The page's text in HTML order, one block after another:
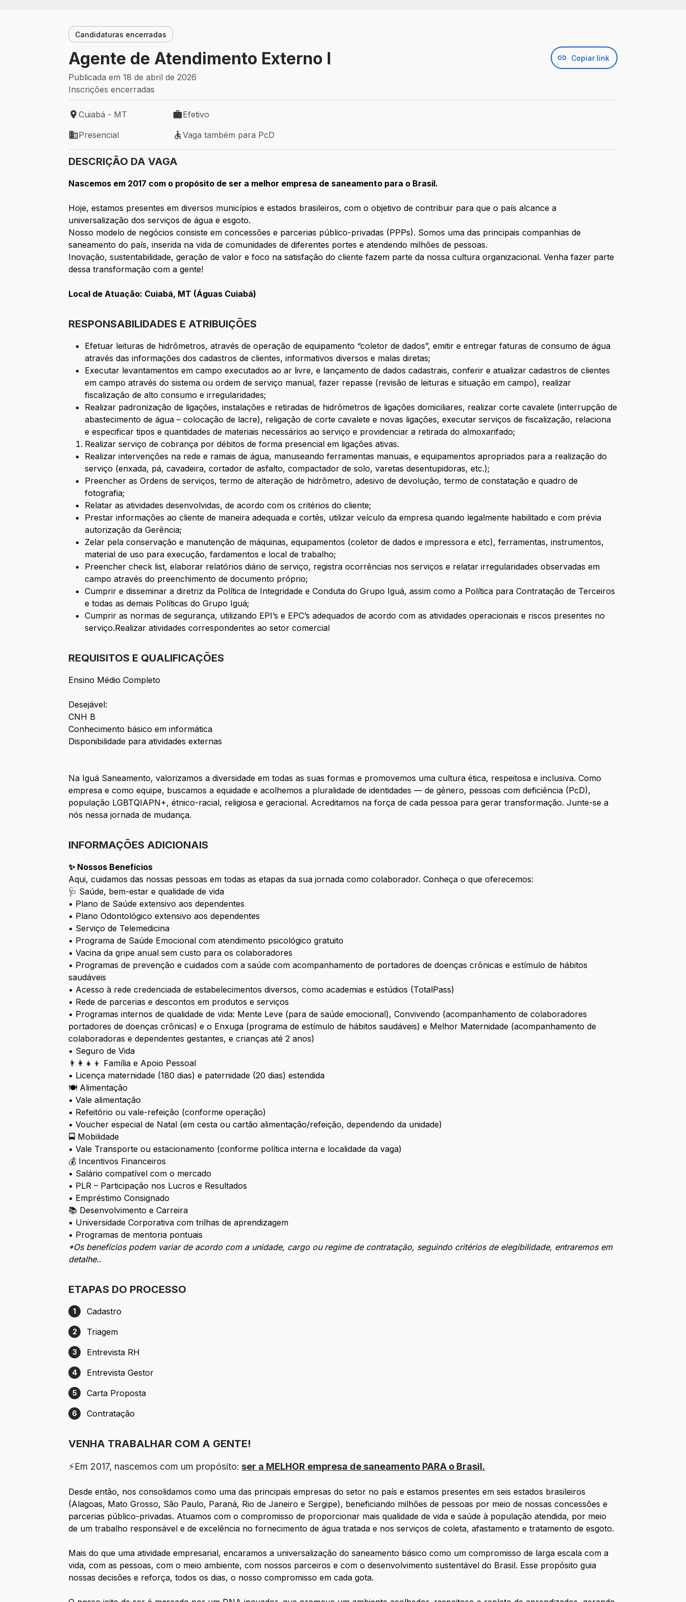
Candidaturas encerradas
Agente de Atendimento Externo I Copiar link
Publicada em 18 de abril de 2026
Inscrições encerradas
Local de trabalho: Cuiabá - MT
Cuiabá - MT
Tipo de vaga: Efetivo
Efetivo
Modelo de trabalho: Presencial
Presencial
Vaga também para PcD
Vaga também para PcD
DESCRIÇÃO DA VAGA
Nascemos em 2017 com o propósito de ser a melhor empresa de saneamento para o Brasil.
Hoje, estamos presentes em diversos municípios e estados brasileiros, com o objetivo de contribuir para que o país alcance a
universalização dos serviços de água e esgoto.
Nosso modelo de negócios consiste em concessões e parcerias público-privadas (PPPs). Somos uma das principais companhias de
saneamento do país, inserida na vida de comunidades de diferentes portes e atendendo milhões de pessoas.
Inovação, sustentabilidade, geração de valor e foco na satisfação do cliente fazem parte da nossa cultura organizacional. Venha fazer parte
dessa transformação com a gente!
Local de Atuação: Cuiabá, MT (Águas Cuiabá)
RESPONSABILIDADES E ATRIBUIÇÕES
Efetuar leituras de hidrômetros, através de operação de equipamento “coletor de dados”, emitir e entregar faturas de consumo de água
através das informações dos cadastros de clientes, informativos diversos e malas diretas;
Executar levantamentos em campo executados ao ar livre, e lançamento de dados cadastrais, conferir e atualizar cadastros de clientes
em campo através do sistema ou ordem de serviço manual, fazer repasse (revisão de leituras e situação em campo), realizar
fiscalização de alto consumo e irregularidades;
Realizar padronização de ligações, instalações e retiradas de hidrômetros de ligações domiciliares, realizar corte cavalete (interrupção de
abastecimento de água – colocação de lacre), religação de corte cavalete e novas ligações, executar serviços de fiscalização, relaciona
e especificar tipos e quantidades de materiais necessários ao serviço e providenciar a retirada do almoxarifado;
Realizar serviço de cobrança por débitos de forma presencial em ligações ativas.
Realizar intervenções na rede e ramais de água, manuseando ferramentas manuais, e equipamentos apropriados para a realização do
serviço (enxada, pá, cavadeira, cortador de asfalto, compactador de solo, varetas desentupidoras, etc.);
Preencher as Ordens de serviços, termo de alteração de hidrômetro, adesivo de devolução, termo de constatação e quadro de
fotografia;
Relatar as atividades desenvolvidas, de acordo com os critérios do cliente;
Prestar informações ao cliente de maneira adequada e cortês, utilizar veículo da empresa quando legalmente habilitado e com prévia
autorização da Gerência;
Zelar pela conservação e manutenção de máquinas, equipamentos (coletor de dados e impressora e etc), ferramentas, instrumentos,
material de uso para execução, fardamentos e local de trabalho;
Preencher check list, elaborar relatórios diário de serviço, registra ocorrências nos serviços e relatar irregularidades observadas em
campo através do preenchimento de documento próprio;
Cumprir e disseminar a diretriz da Política de Integridade e Conduta do Grupo Iguá, assim como a Política para Contratação de Terceiros
e todas as demais Políticas do Grupo Iguá;
Cumprir as normas de segurança, utilizando EPI’s e EPC’s adequados de acordo com as atividades operacionais e riscos presentes no
serviço.Realizar atividades correspondentes ao setor comercial
REQUISITOS E QUALIFICAÇÕES
Ensino Médio Completo
Desejável:
CNH B
Conhecimento básico em informática
Disponibilidade para atividades externas
Na Iguá Saneamento, valorizamos a diversidade em todas as suas formas e promovemos uma cultura ética, respeitosa e inclusiva. Como
empresa e como equipe, buscamos a equidade e acolhemos a pluralidade de identidades — de gênero, pessoas com deficiência (PcD),
população LGBTQIAPN+, étnico-racial, religiosa e geracional. Acreditamos na força de cada pessoa para gerar transformação. Junte-se a
nós nessa jornada de mudança.
INFORMAÇÕES ADICIONAIS
✨ Nossos Benefícios
Aqui, cuidamos das nossas pessoas em todas as etapas da sua jornada como colaborador. Conheça o que oferecemos:
🩺 Saúde, bem-estar e qualidade de vida
• Plano de Saúde extensivo aos dependentes
• Plano Odontológico extensivo aos dependentes
• Serviço de Telemedicina
• Programa de Saúde Emocional com atendimento psicológico gratuito
• Vacina da gripe anual sem custo para os colaboradores
• Programas de prevenção e cuidados com a saúde com acompanhamento de portadores de doenças crônicas e estímulo de hábitos
saudáveis
• Acesso à rede credenciada de estabelecimentos diversos, como academias e estúdios (TotalPass)
• Rede de parcerias e descontos em produtos e serviços
• Programas internos de qualidade de vida: Mente Leve (para de saúde emocional), Convivendo (acompanhamento de colaboradores
portadores de doenças crônicas) e o Enxuga (programa de estímulo de hábitos saudáveis) e Melhor Maternidade (acompanhamento de
colaboradoras e dependentes gestantes, e crianças até 2 anos)
• Seguro de Vida
👨‍👩‍👧‍👦 Família e Apoio Pessoal
• Licença maternidade (180 dias) e paternidade (20 dias) estendida
🍽️ Alimentação
• Vale alimentação
• Refeitório ou vale-refeição (conforme operação)
• Voucher especial de Natal (em cesta ou cartão alimentação/refeição, dependendo da unidade)
🚍 Mobilidade
• Vale Transporte ou estacionamento (conforme política interna e localidade da vaga)
💰 Incentivos Financeiros
• Salário compatível com o mercado
• PLR – Participação nos Lucros e Resultados
• Empréstimo Consignado
📚 Desenvolvimento e Carreira
• Universidade Corporativa com trilhas de aprendizagem
• Programas de mentoria pontuais
*Os benefícios podem variar de acordo com a unidade, cargo ou regime de contratação, seguindo critérios de elegibilidade, entraremos em
detalhe..
ETAPAS DO PROCESSO
Etapa 1: Cadastro
1 Cadastro
Etapa 2: Triagem
2 Triagem
Etapa 3: Entrevista RH
3 Entrevista RH
Etapa 4: Entrevista Gestor
4 Entrevista Gestor
Etapa 5: Carta Proposta
5 Carta Proposta
Etapa 6: Contratação
6 Contratação
VENHA TRABALHAR COM A GENTE!
⚡Em 2017, nascemos com um propósito: ser a MELHOR empresa de saneamento PARA o Brasil.
Desde então, nos consolidamos como uma das principais empresas do setor no país e estamos presentes em seis estados brasileiros
(Alagoas, Mato Grosso, São Paulo, Paraná, Rio de Janeiro e Sergipe), beneficiando milhões de pessoas por meio de nossas concessões e
parcerias público-privadas. Atuamos com o compromisso de proporcionar mais qualidade de vida e saúde à população atendida, por meio
de um trabalho responsável e de excelência no fornecimento de água tratada e nos serviços de coleta, afastamento e tratamento de esgoto.
Mais do que uma atividade empresarial, encaramos a universalização do saneamento básico como um compromisso de larga escala com a
vida, com as pessoas, com o meio ambiente, com nossos parceiros e com o desenvolvimento sustentável do Brasil. Esse propósito guia
nossas decisões e reforça, todos os dias, o nosso compromisso em cada gota.